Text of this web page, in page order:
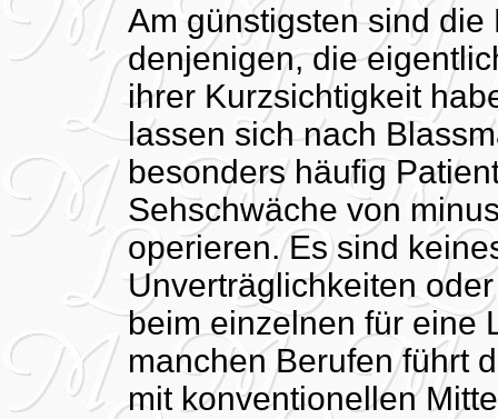
Am günstigsten sind
denjenigen, die
ihrer Kurzsichtigkeit
lassen sich nach
besonders häufig
Sehschwäche von
operieren. Es sind
Unverträglichkeiten
beim einzelnen für eine
manchen Berufen führt
mit konventionellen